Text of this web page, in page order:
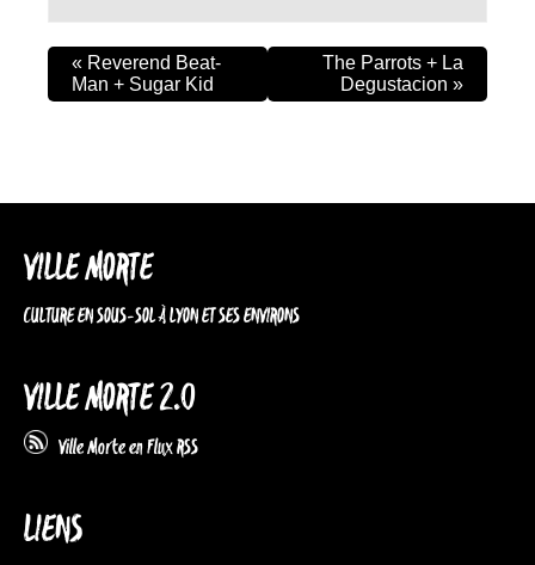
« Reverend Beat-
Man + Sugar Kid
The Parrots + La
Degustacion »
VILLE MORTE
CULTURE EN SOUS-SOL À LYON ET SES ENVIRONS
VILLE MORTE 2.0
Ville Morte en Flux RSS
LIENS